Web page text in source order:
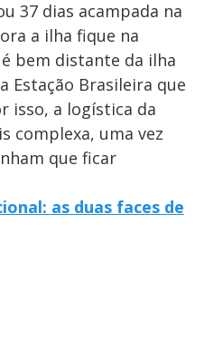
37 dias acampada na
a ilha fique na
bem distante da ilha
Estação Brasileira que
isso, a logística da
complexa, uma vez
que ficar
as duas faces de